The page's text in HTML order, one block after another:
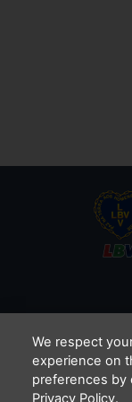
We respect
experience on
preferences by
Privacy Policy.